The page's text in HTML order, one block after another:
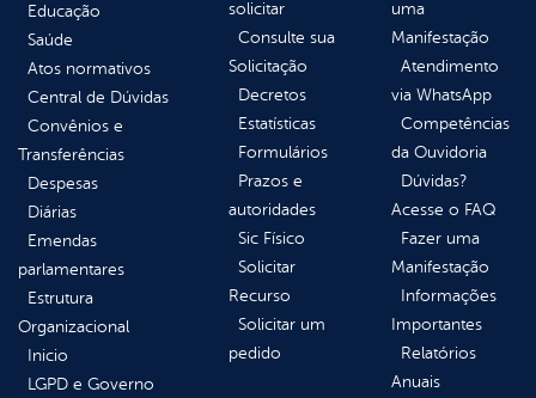
Educação
Saúde
Atos normativos
Central de Dúvidas
Convênios e
Transferências
Despesas
Diárias
Emendas
parlamentares
Estrutura
Organizacional
Inicio
LGPD e Governo
solicitar
Consulte sua
Solicitação
Decretos
Estatísticas
Formulários
Prazos e
autoridades
Sic Físico
Solicitar
Recurso
Solicitar um
pedido
uma
Manifestação
Atendimento
via WhatsApp
Competências
da Ouvidoria
Dúvidas?
Acesse o FAQ
Fazer uma
Manifestação
Informações
Importantes
Relatórios
Anuais